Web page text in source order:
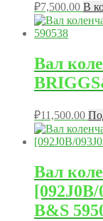
₽7,500.00 В
Вал
₽11,500.00
Вал
B&S